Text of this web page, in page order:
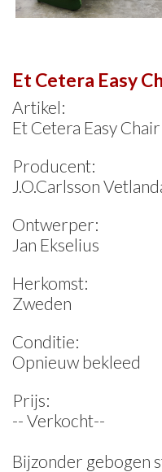
Et Cetera Easy
Artikel:
Et Cetera Easy
Producent:
J.O.Carlsson
Ontwerper:
Jan Ekselius
Herkomst:
Zweden
Conditie:
Opnieuw bekleed
Prijs:
-- Verkocht--
Bijzonder gebogen